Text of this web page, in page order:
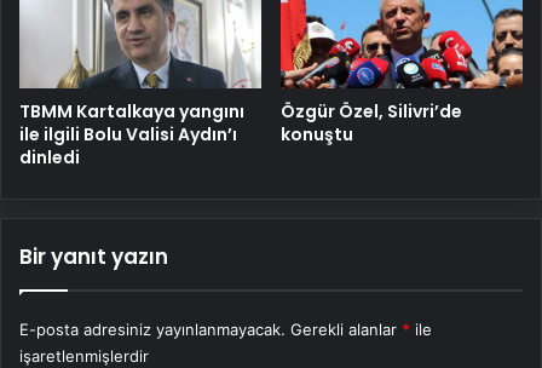
TBMM Kartalkaya yangını
ile ilgili Bolu Valisi Aydın’ı
dinledi
Özgür Özel, Silivri’de
konuştu
Bir yanıt yazın
E-posta adresiniz yayınlanmayacak. Gerekli alanlar * ile
işaretlenmişlerdir